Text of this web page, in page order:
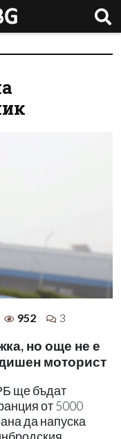
952 3
но още не е
моторист
ще бъдат
от 5000
да напуска